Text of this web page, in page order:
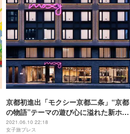
京都初進出「モクシー京都二条」“京都
の物語”テーマの遊び心に溢れた新ホテ
ル
2021.06.10 22:18
女子旅プレス